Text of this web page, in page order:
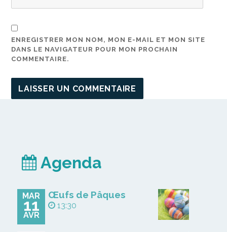
ENREGISTRER MON NOM, MON E-MAIL ET MON SITE
DANS LE NAVIGATEUR POUR MON PROCHAIN
COMMENTAIRE.
Agenda
MAR
11
AVR
Œufs de Pâques
13:30